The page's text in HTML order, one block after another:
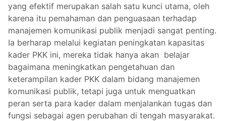
yang efektif merupakan salah satu kunci utama, oleh
karena itu pemahaman dan penguasaan terhadap
manajemen komunikasi publik menjadi sangat penting.
Ia berharap melalui kegiatan peningkatan kapasitas
kader PKK ini, mereka tidak hanya akan belajar
bagaimana meningkatkan pengetahuan dan
keterampilan kader PKK dalam bidang manajemen
komunikasi publik, tetapi juga untuk menguatkan
peran serta para kader dalam menjalankan tugas dan
fungsi sebagai agen perubahan di tengah masyarakat.